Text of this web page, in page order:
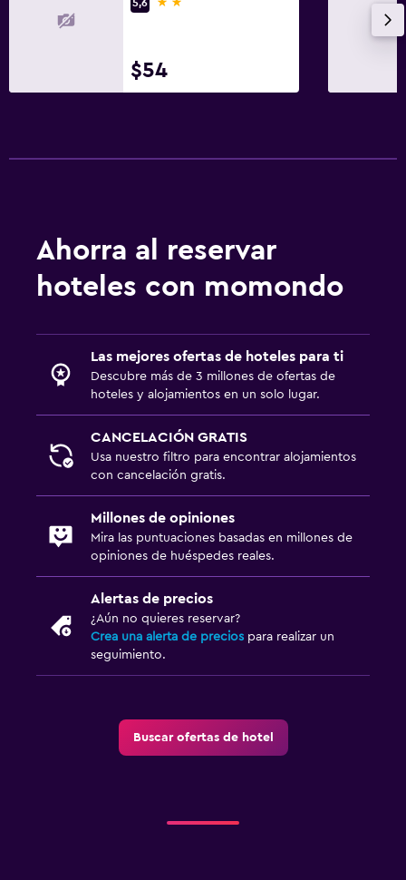
5,6
$54
Ahorra al reservar
hoteles con momondo
Las mejores ofertas de hoteles para ti
Descubre más de 3 millones de ofertas de
hoteles y alojamientos en un solo lugar.
CANCELACIÓN GRATIS
Usa nuestro filtro para encontrar alojamientos
con cancelación gratis.
Millones de opiniones
Mira las puntuaciones basadas en millones de
opiniones de huéspedes reales.
Alertas de precios
¿Aún no quieres reservar?
Crea una alerta de precios para realizar un
seguimiento.
Buscar ofertas de hotel